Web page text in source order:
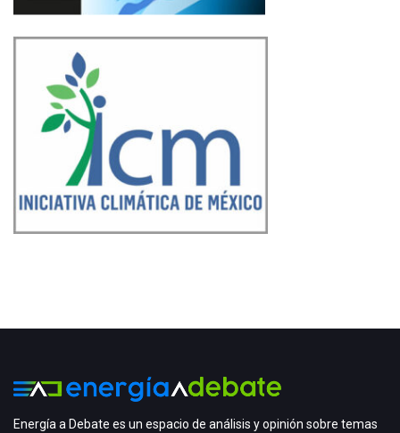
Energía a Debate es un espacio de análisis y opinión sobre temas